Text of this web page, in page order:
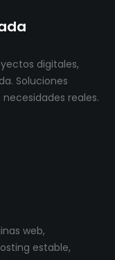
digitales,
Soluciones
reales.
web,
estable,